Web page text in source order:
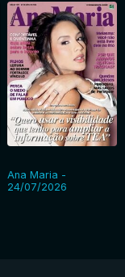
Ana Maria -
24/07/2026